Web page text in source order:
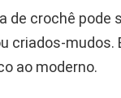
de crochê pode
criados-mudos.
ao moderno.